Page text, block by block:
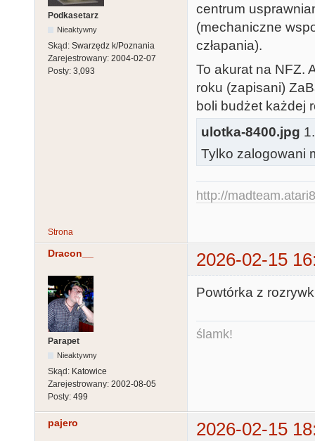
Podkasetarz
Nieaktywny
Skąd: Swarzędz k/Poznania
Zarejestrowany: 2004-02-07
Posty: 3,093
centrum
(mechaniczne
człapania).
To akurat na NFZ.
roku (zapisani)
boli budżet każdej
ulotka-8400.jpg
Tylko zalogowani
http://
Strona
Dracon__ 2026-02-15
Parapet
Nieaktywny
Skąd: Katowice
Zarejestrowany: 2002-08-05
Posty: 499
Powtórka z
ślamk!
pajero
2026-02-15